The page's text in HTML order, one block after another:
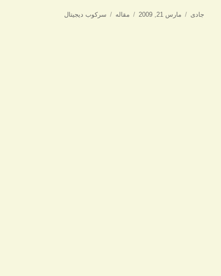
نویسنده
جادی
ارسال
مارس 21, 2009 دسته‌ها
مقاله برچسب‌ها
سرکوب دیجیتال